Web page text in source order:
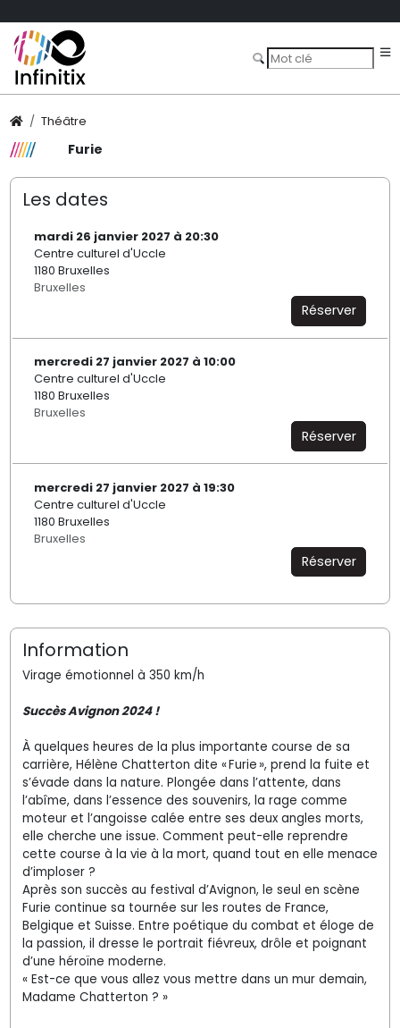
Théâtre
Furie
Les dates
mardi 26 janvier 2027 à 20:30
Centre culturel d'Uccle
1180 Bruxelles
Bruxelles
Réserver
mercredi 27 janvier 2027 à 10:00
Centre culturel d'Uccle
1180 Bruxelles
Bruxelles
Réserver
mercredi 27 janvier 2027 à 19:30
Centre culturel d'Uccle
1180 Bruxelles
Bruxelles
Réserver
Information
Virage émotionnel à 350 km/h
Succès Avignon 2024 !
À quelques heures de la plus importante course de sa
carrière, Hélène Chatterton dite « Furie », prend la fuite et
s’évade dans la nature. Plongée dans l’attente, dans
l’abîme, dans l’essence des souvenirs, la rage comme
moteur et l’angoisse calée entre ses deux angles morts,
elle cherche une issue. Comment peut-elle reprendre
cette course à la vie à la mort, quand tout en elle menace
d’imploser ?
Après son succès au festival d’Avignon, le seul en scène
Furie continue sa tournée sur les routes de France,
Belgique et Suisse. Entre poétique du combat et éloge de
la passion, il dresse le portrait fiévreux, drôle et poignant
d’une héroïne moderne.
« Est-ce que vous allez vous mettre dans un mur demain,
Madame Chatterton ? »